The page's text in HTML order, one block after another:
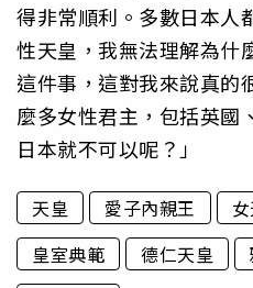
得非常順利。多數日本人
性天皇，我無法理解為什
這件事，這對我來說真的
麼多女性君主，包括英國
日本就不可以呢？」
天皇 愛子內親王
皇室典範
德仁天皇